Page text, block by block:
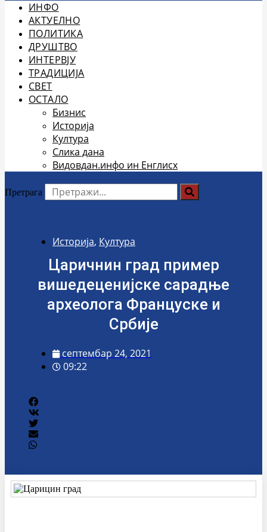
ИНФО
АКТУЕЛНО
ПОЛИТИКА
ДРУШТВО
ИНТЕРВЈУ
ТРАДИЦИЈА
СВЕТ
ОСТАЛО
Бизнис
Историја
Култура
Слика дана
Видовдан.инфо ин Енглисх
Претрага
Историја, Култура
Царичнин град пример
вишедеценијске сарадње
археолога Француске и
Србије
септембар 24, 2021
09:22